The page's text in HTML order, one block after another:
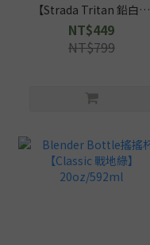
【Strada Tritan 鉛白】
28oz/828ml
NT$449
NT$799